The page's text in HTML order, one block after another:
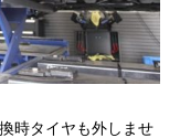
時タイヤも外しませ